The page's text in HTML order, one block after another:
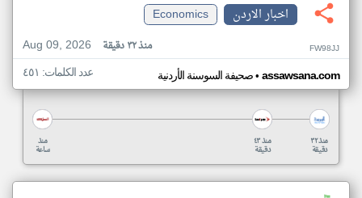
اخبار الاردن
Economics
Aug 09, 2026
منذ ٣٢ دقيقة FW98JJ
صحيفة السوسنة الأردنية• assawsana.com عدد الكلمات: ٤٥١
منذ
ساعة
منذ ٤٣
دقيقة
منذ ٣٢
دقيقة